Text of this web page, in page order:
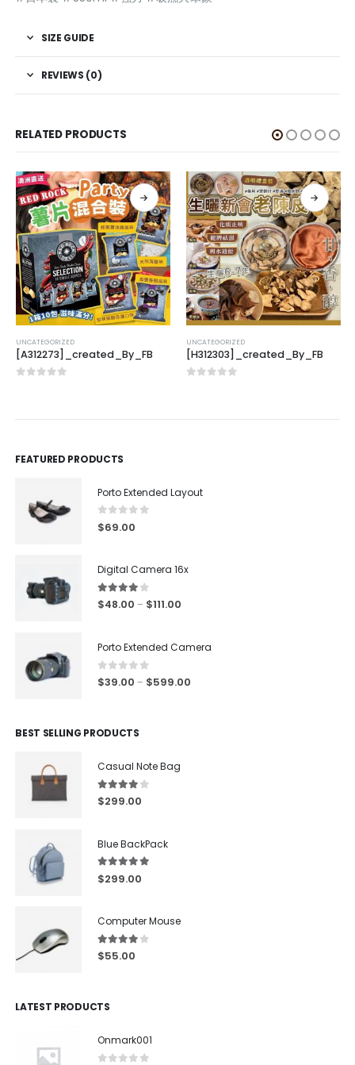
SIZE GUIDE
REVIEWS (0)
RELATED PRODUCTS
UNCATEGORIZED
[A312273]_created_By_FB
UNCATEGORIZED
[H312303]_created_By_FB
FEATURED PRODUCTS
Porto Extended Layout
0 out of 5
$69.00
Digital Camera 16x
4.00out of 5
$48.00 – $111.00
Porto Extended Camera
0out of 5
$39.00 – $599.00
BEST SELLING PRODUCTS
Casual Note Bag
4.00out of 5
$299.00
Blue BackPack
5.00out of 5
$299.00
Computer Mouse
4.00out of 5
$55.00
LATEST PRODUCTS
Onmark001